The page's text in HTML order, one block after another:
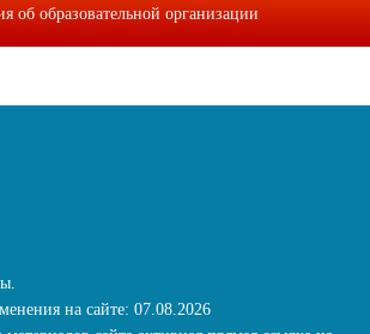
об образовательной организации
на сайте: 07.08.2026